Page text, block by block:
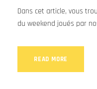
Dans cet article, vous
du weekend joués par
READ MORE